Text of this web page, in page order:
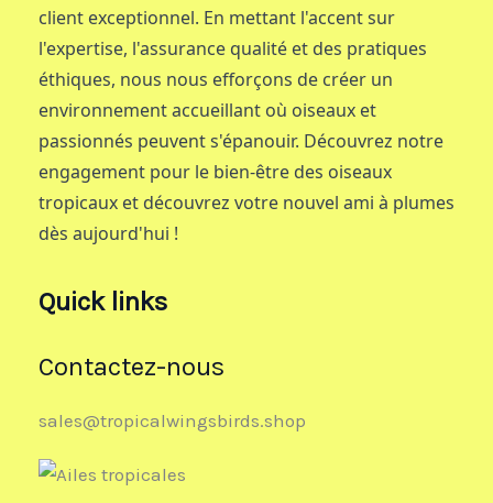
client exceptionnel. En mettant l'accent sur
l'expertise, l'assurance qualité et des pratiques
éthiques, nous nous efforçons de créer un
environnement accueillant où oiseaux et
passionnés peuvent s'épanouir. Découvrez notre
engagement pour le bien-être des oiseaux
tropicaux et découvrez votre nouvel ami à plumes
dès aujourd'hui !
Quick links
Contactez-nous
sales@tropicalwingsbirds.shop